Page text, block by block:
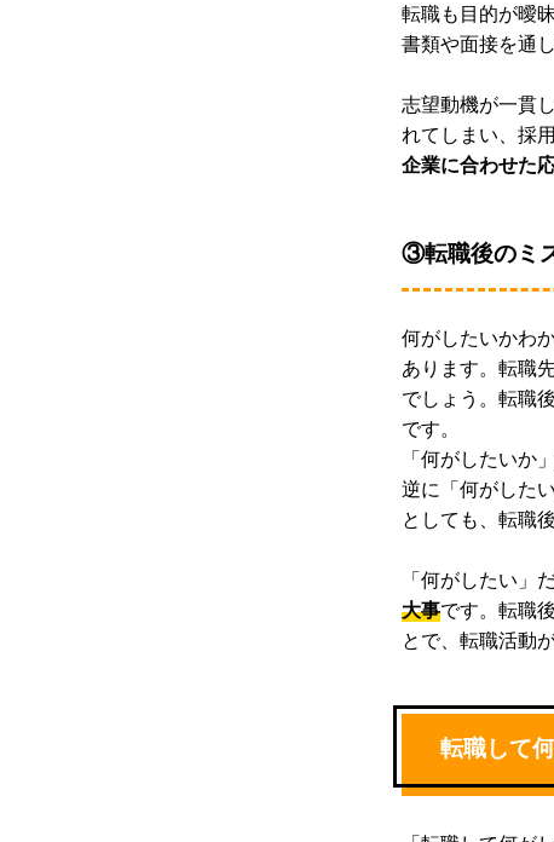
転職も目的が曖
書類や面接を通
志望動機が一貫
れてしまい、採
企業に合わせた
③転職後のミ
何がしたいかわ
あります。転職
でしょう。転職
です。
「何がしたいか
逆に「何がした
としても、転職
「何がしたい」
大事です。転職
とで、転職活動
転職して